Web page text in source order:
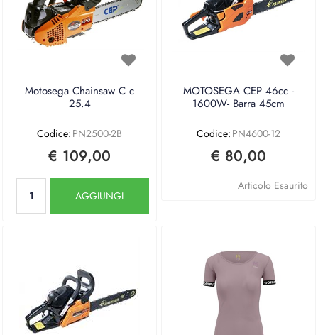
Motosega Chainsaw C c
25.4
Codice: PN2500-2B
€ 109,00
AGGIUNGI
MOTOSEGA CEP 46cc -
1600W- Barra 45cm
Codice: PN4600-12
€ 80,00
Articolo Esaurito